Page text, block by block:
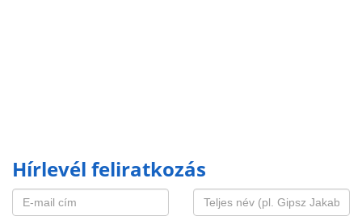
Hírlevél feliratkozás